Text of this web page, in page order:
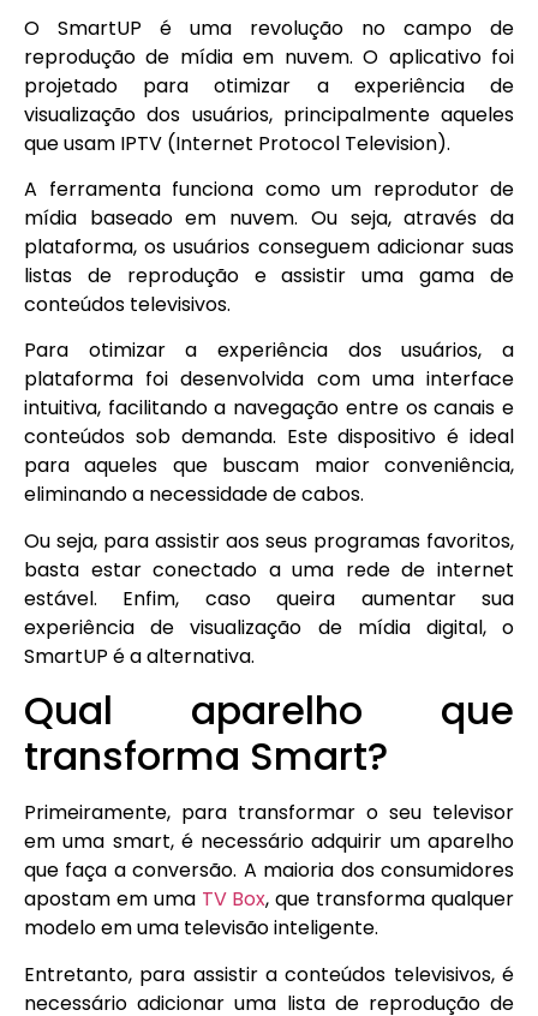
O SmartUP é uma revolução no campo de
reprodução de mídia em nuvem. O aplicativo foi
projetado para otimizar a experiência de
visualização dos usuários, principalmente aqueles
que usam IPTV (Internet Protocol Television).
A ferramenta funciona como um reprodutor de
mídia baseado em nuvem. Ou seja, através da
plataforma, os usuários conseguem adicionar suas
listas de reprodução e assistir uma gama de
conteúdos televisivos.
Para otimizar a experiência dos usuários, a
plataforma foi desenvolvida com uma interface
intuitiva, facilitando a navegação entre os canais e
conteúdos sob demanda. Este dispositivo é ideal
para aqueles que buscam maior conveniência,
eliminando a necessidade de cabos.
Ou seja, para assistir aos seus programas favoritos,
basta estar conectado a uma rede de internet
estável. Enfim, caso queira aumentar sua
experiência de visualização de mídia digital, o
SmartUP é a alternativa.
Qual aparelho que
transforma Smart?
Primeiramente, para transformar o seu televisor
em uma smart, é necessário adquirir um aparelho
que faça a conversão. A maioria dos consumidores
apostam em uma TV Box, que transforma qualquer
modelo em uma televisão inteligente.
Entretanto, para assistir a conteúdos televisivos, é
necessário adicionar uma lista de reprodução de